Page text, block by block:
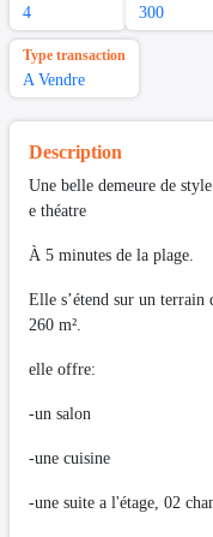
4 300
Type transaction
A Vendre
Description
Une belle demeure de
e théatre
À 5 minutes de la plage.
Elle s’étend sur un terrain
260 m².
elle offre:
-un salon
-une cuisine
-une suite a l'étage, 02